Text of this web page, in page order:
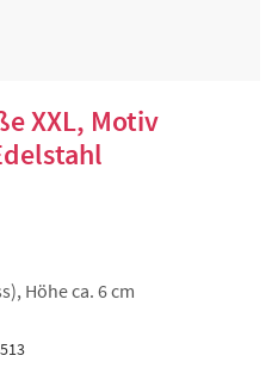
XXL, Motiv
Höhe ca. 6 cm